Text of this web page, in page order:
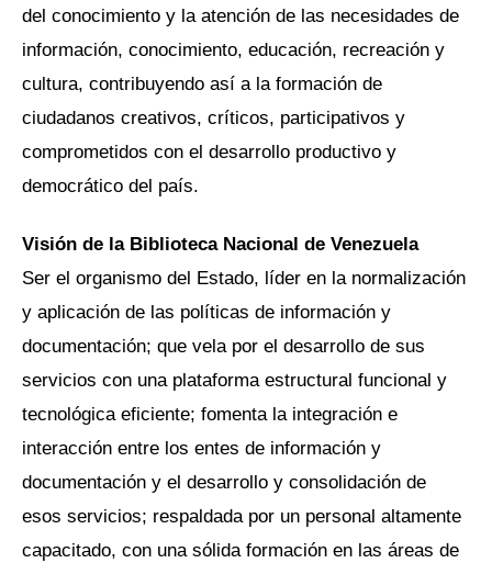
del conocimiento y la atención de las necesidades de
información, conocimiento, educación, recreación y
cultura, contribuyendo así a la formación de
ciudadanos creativos, críticos, participativos y
comprometidos con el desarrollo productivo y
democrático del país.
Visión de la Biblioteca Nacional de Venezuela
Ser el organismo del Estado, líder en la normalización
y aplicación de las políticas de información y
documentación; que vela por el desarrollo de sus
servicios con una plataforma estructural funcional y
tecnológica eficiente; fomenta la integración e
interacción entre los entes de información y
documentación y el desarrollo y consolidación de
esos servicios; respaldada por un personal altamente
capacitado, con una sólida formación en las áreas de